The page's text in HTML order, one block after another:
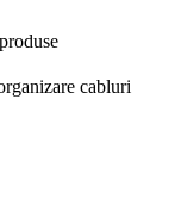
cabluri